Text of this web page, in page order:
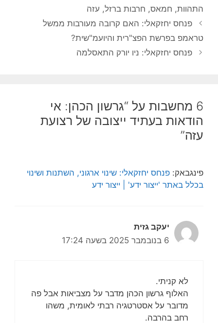
התהוות, חמאס, חרבות ברזל, עזה
פנחס יחזקאלי: האם קרובה מעורבות ממשל
טראמפ בפרשת הפצ"רית והיועמ"שית?
פנחס יחזקאלי: ניו יורק התאסלמה
6 מחשבות על “גרשון הכהן: אי
הודאות בעתיד ייצובה של רצועת
עזה”
פינגבאק: פנחס יחזקאלי: שינוי ארגוני, השתנות ושינוי
בכלל באתר 'ייצור ידע' | ייצור ידע
יעקב גזית
6 בנובמבר 2025 בשעה 17:24
לא קניתי.
האלוף גרשון הכהן מדבר על מצביאות אבל פה
מדובר על אסטרטגיה רבתי לאומית, משהו
רחב בהרבה.